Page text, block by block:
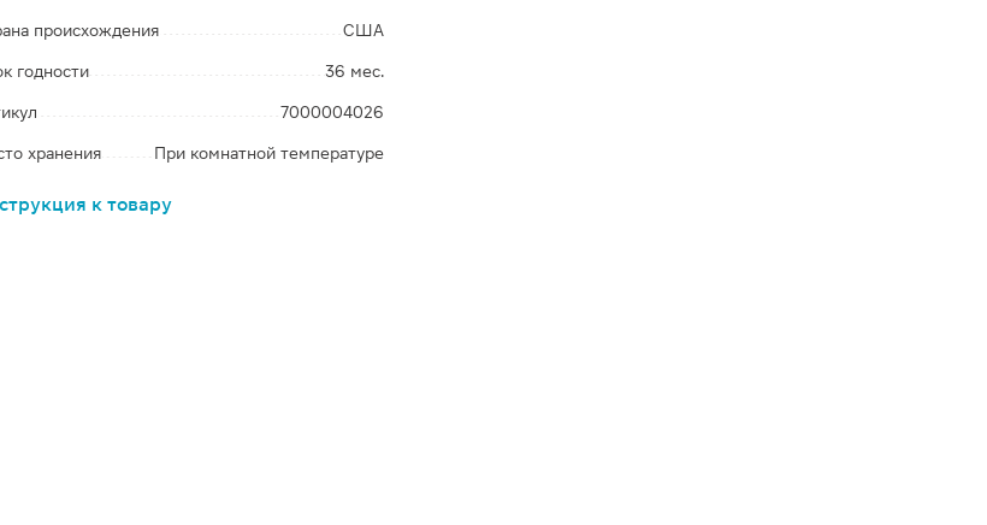
происхождения США
годности 36 мес.
7000004026
хранения При комнатной температуре
к товару